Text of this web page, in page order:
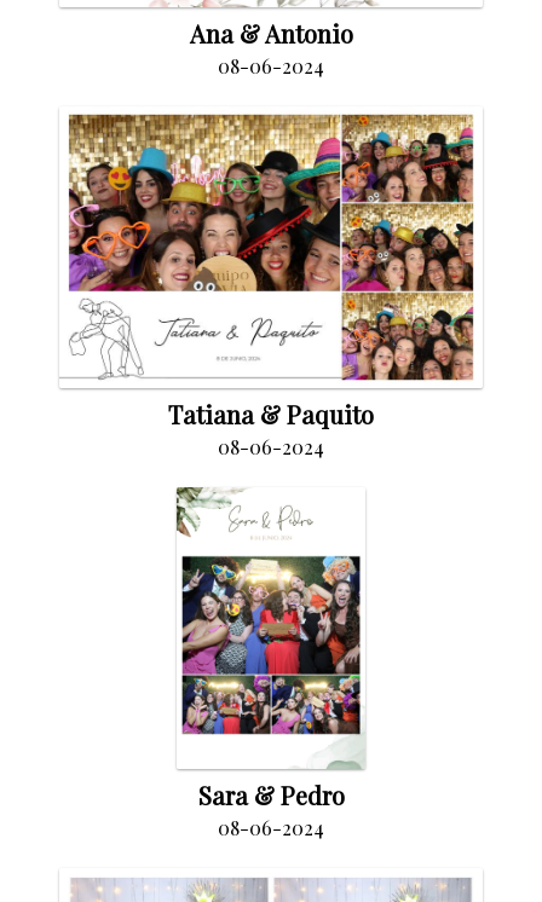
Ana & Antonio
08-06-2024
Tatiana & Paquito
08-06-2024
Sara & Pedro
08-06-2024